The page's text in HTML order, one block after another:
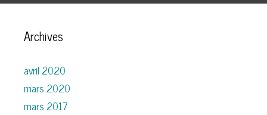
Archives
avril 2020
mars 2020
mars 2017